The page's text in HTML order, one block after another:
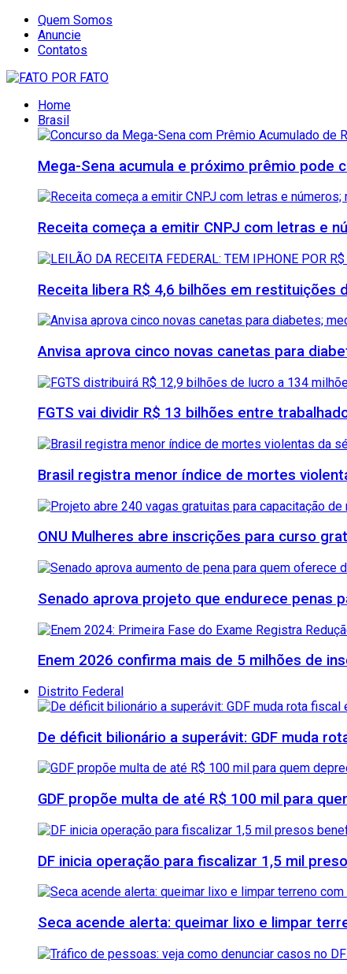
Quem Somos
Anuncie
Contatos
Home
Brasil
Mega-Sena acumula e próximo prêmio pode
Receita começa a emitir CNPJ com letras e
Receita libera R$ 4,6 bilhões em
Anvisa aprova cinco novas canetas para
FGTS vai dividir R$ 13 bilhões entre
Brasil registra menor índice de mortes
ONU Mulheres abre inscrições para curso
Senado aprova projeto que endurece penas
Enem 2026 confirma mais de 5 milhões de
Distrito Federal
De déficit bilionário a superávit: GDF muda
GDF propõe multa de até R$ 100 mil para
DF inicia operação para fiscalizar 1,5 mil
Seca acende alerta: queimar lixo e limpar